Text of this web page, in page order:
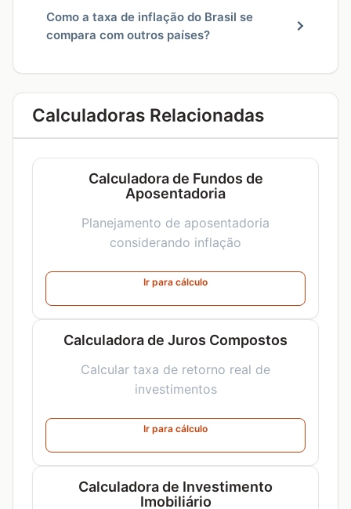
Como a taxa de inflação do Brasil se
compara com outros países?
Calculadoras Relacionadas
Calculadora de Fundos de
Aposentadoria
Planejamento de aposentadoria
considerando inflação
Ir para cálculo
Calculadora de Juros Compostos
Calcular taxa de retorno real de
investimentos
Ir para cálculo
Calculadora de Investimento
Imobiliário